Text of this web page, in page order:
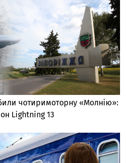
чотиримоторну «Молнію»:
Lightning 13